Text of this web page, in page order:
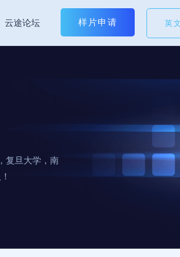
云途论坛 样片申请 英文
复旦大学，南